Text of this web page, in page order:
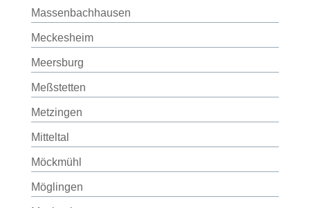
Massenbachhausen
Meckesheim
Meersburg
Meßstetten
Metzingen
Mitteltal
Möckmühl
Möglingen